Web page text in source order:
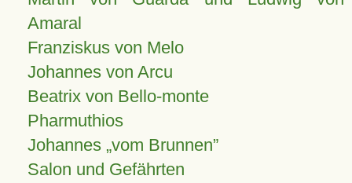
Amaral
Franziskus von Melo
Johannes von Arcu
Beatrix von Bello-monte
Pharmuthios
Johannes vom Brunnen
Salon und Gefährten